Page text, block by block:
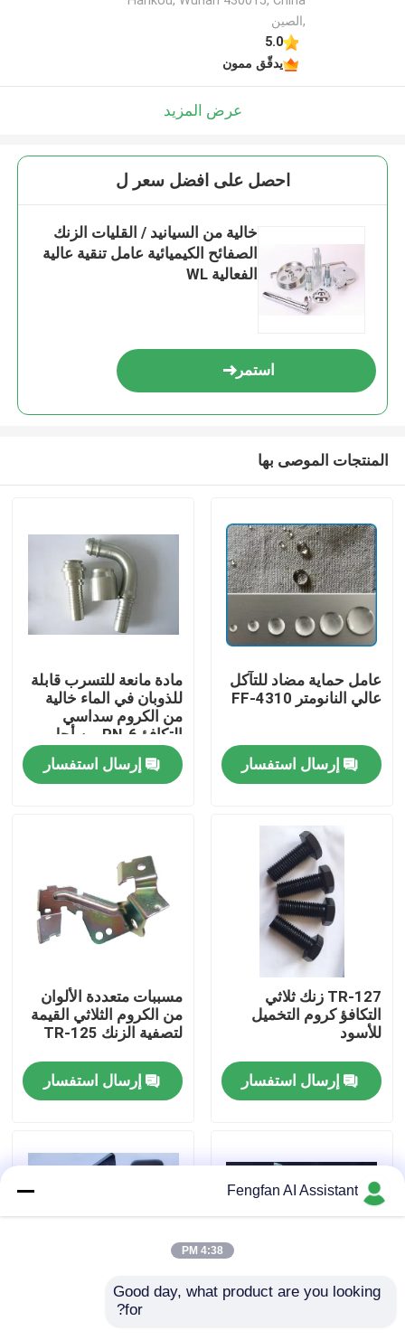
منتجات
فيديوهات
معلومات عنا
جولة في المصنع
ضبط الجودة
اتصل بنا
أخبار
,الصين
5.0
يدقّق ممون
عرض المزيد
احصل على افضل سعر ل
خالية من السيانيد / القليات الزنك
الصفائح الكيميائية عامل تنقية عالية
الفعالية WL
استمر
المنتجات الموصى بها
عامل حماية مضاد للتآكل
عالي النانومتر FF-4310
إرسال استفسار
مادة مانعة للتسرب قابلة
للذوبان في الماء خالية
من الكروم سداسي
التكافؤ PN-6 من أجل
معالجة ما بعد صديقة
للبيئة إرسال استفسار
TR-127 زنك ثلاثي
التكافؤ كروم التخميل
للأسود
إرسال استفسار
مسببات متعددة الألوان
من الكروم الثلاثي القيمة
لتصفية الزنك TR-125
إرسال استفسار
تخميل الكروم ثلاثي
Fengfan AI Assistant
4:38 PM
Good day, what product are you looking
for?